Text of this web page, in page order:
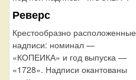
Реверс
Крестообразно расположенные
надписи: номинал —
«КОПЕИКА» и год выпуска —
«1728». Надписи окантованы